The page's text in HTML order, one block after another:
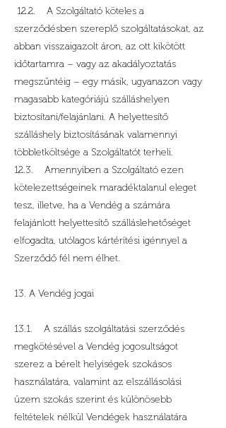
12.2. A Szolgáltató köteles a
szerződésben szereplő szolgáltatásokat, az
abban visszaigazolt áron, az ott kikötött
időtartamra – vagy az akadályoztatás
megszűntéig – egy másik, ugyanazon vagy
magasabb kategóriájú szálláshelyen
biztosítani/felajánlani. A helyettesítő
szálláshely biztosításának valamennyi
többletköltsége a Szolgáltatót terheli.
12.3. Amennyiben a Szolgáltató ezen
kötelezettségeinek maradéktalanul eleget
tesz, illetve, ha a Vendég a számára
felajánlott helyettesítő szálláslehetőséget
elfogadta, utólagos kártérítési igénnyel a
Szerződő fél nem élhet.
13. A Vendég jogai
13.1. A szállás szolgáltatási szerződés
megkötésével a Vendég jogosultságot
szerez a bérelt helyiségek szokásos
használatára, valamint az elszállásolási
üzem szokás szerint és különösebb
feltételek nélkül Vendégek használatára